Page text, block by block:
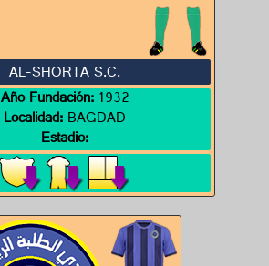
AL-SHORTA S.C.
Año Fundación:1932
Localidad:BAGDAD
Estadio: